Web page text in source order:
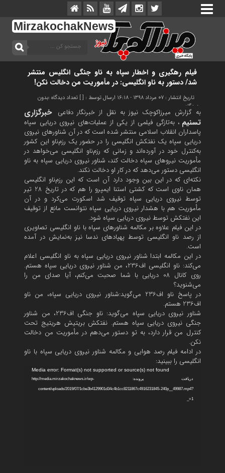
MirzakochakNews
فیلم رهگیری و اخطار سپاه به ناو جنگی انگلیس منتشر
شد/ دستور به ناو انگلیسی: در مأموریت من دخالت نکن!
تاریخ انتشار : ۰۷ مرداد ۱۳۹۸ - ۱۶:۱۸ ارسال توسط : [ ] تعداد دیدگاه :بدون
دیدگاه
به گزارش میرزاکوچک نیوز به نقل از خبرنگار دفاعی
خبرگزاری
تسنیم ، به‌تازگی فیلمی از یکی از عملیات‌های نیروی دریایی سپاه
پاسداران انقلاب اسلامی منتشر شده است که در آن شناورهای نیروی
دریایی سپاه یک نفتکش انگلیسی را در حضور یک رزم‌ناو این کشور
به‌کنترل خود در آورده‌‌اند و زمانی که رزم‌ناو انگلیسی می‌خواهد در
مأموریت نیروهای سپاه دخالت کند، شناور نیروی دریایی سپاه به ناو
انگلیسی دستور می‌دهد که در کار او دخالت نکند.
نکته‌ای که در این بین وجود دارد آن است که این رزم‌ناو انگلیسی
همان ناوی است که کشتی استنا ایمپرو را هم که در تاریخ 28 تیر
توسط نیروی دریایی سپاه توقیف شد اسکورت می‌کرد و در آن
مأموریت هم با هشدار نیروی دریایی سپاه نتوانست مانع از توقیف
این نفتکش توسط نیروی دریایی سپاه شود.
در این فیلم علاوه بر مکالمه شناورهای سپاه با ناو انگلیسی تصاویری
از رصد ناو انگلیسی توسط پهپادهای ندسا نیز به‌نمایش در آمده
است.
در این مکالمه ابتدا شناور نیروی دریایی سپاه به ناو انگلیسی اعلام
می‌کند: ناو انگلیسی اف236، من شناور نیروی دریایی سپاه هستم.
روی کانال 08 دریایی با شما صحبت می‌کنم، آیا صدای من را
می‌شنوید‌؟
در پاسخ ناو اف236 می‌گوید:‌شناور نیروی دریایی سپاه، من ناو
اف236 هستم.
شناور نیروی دریایی سپاه می‌گوید:‌ ناو جنگی اف236، من شناور
جنگی نیروی دریایی سپاه هستم. نفتکش بریتیش هریتیج تحت
کنترل من قرار دارد، به تو دستور می‌دهم در مأموریت من دخالت
نکن.
در ادامه فیلم رصد هوایی و مکالمه شناور نیروی دریایی سپاه با ناو
انگلیسی را ببینید:
ویدیو
Media error: Format(s) not supported or source(s) not found
دریافت پرونده: http://media.mirzakochaknews.ir/wp-
content/uploads/2019/07/1cbe3b4129901d34c4b1cc8211867c4916231845-240p__49987.mp4?
_=1